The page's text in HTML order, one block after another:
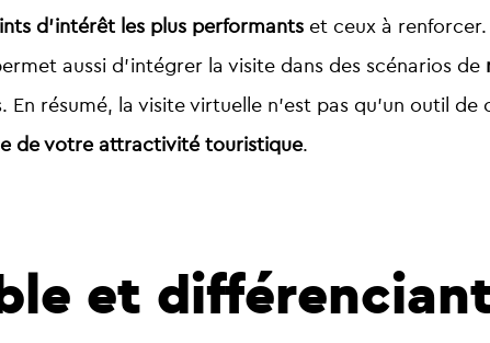
d’intérêt les plus performants et ceux à renforcer.
aussi d’intégrer la visite dans des scénarios de
résumé, la visite virtuelle n’est pas qu’un outil
de votre attractivité touristique.
et